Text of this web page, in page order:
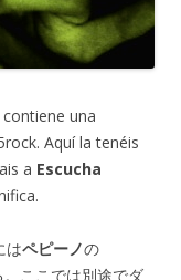
contiene una
Aquí la tenéis
a Escucha
はペピーノの
ここでは別途でダ